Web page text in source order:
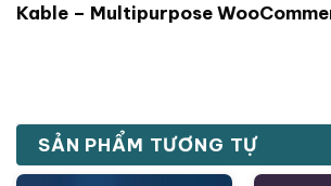
Kable – Multipurpose
SẢN PHẨM TƯƠNG TỰ